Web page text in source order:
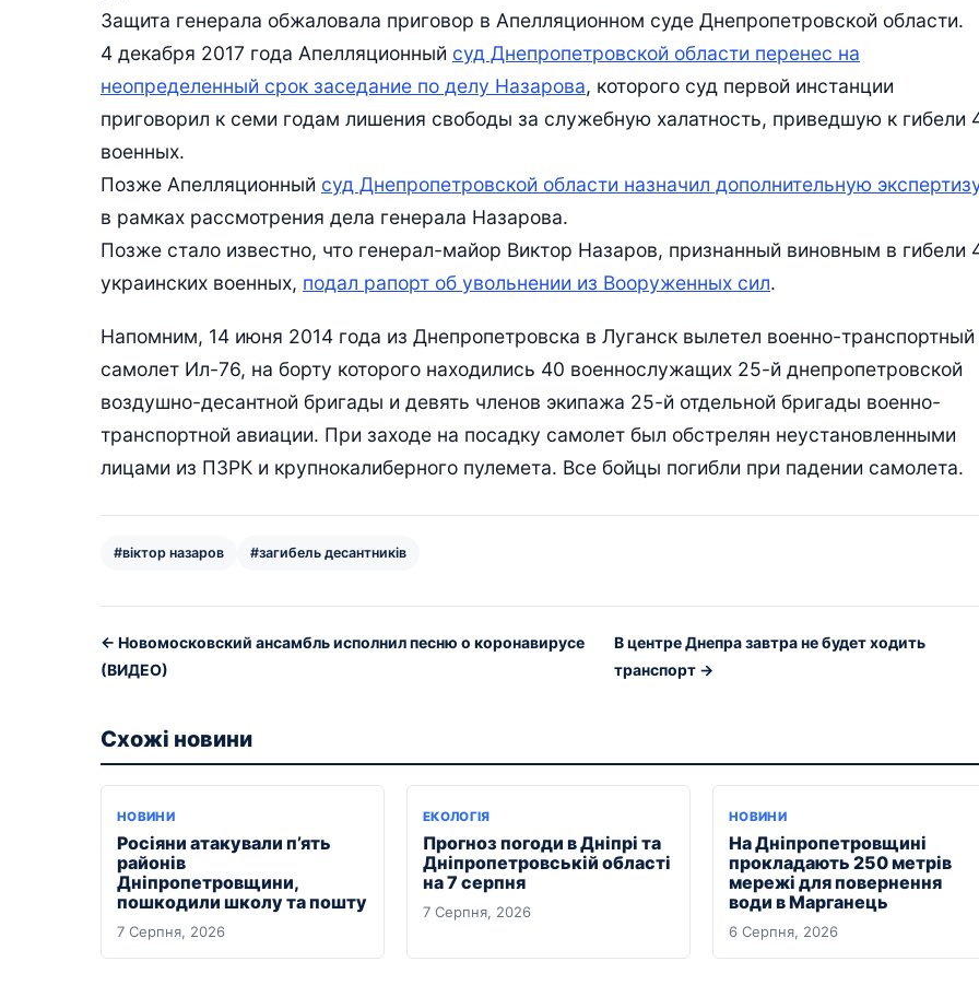
Защита генерала обжаловала приговор в Апелляционном суде Днепропетровской области.
4 декабря 2017 года Апелляционный суд Днепропетровской области перенес на
неопределенный срок заседание по делу Назарова, которого суд первой инстанции
приговорил к семи годам лишения свободы за служебную халатность, приведшую к гибели
военных.
Позже Апелляционный суд Днепропетровской области назначил дополнительную
в рамках рассмотрения дела генерала Назарова.
Позже стало известно, что генерал-майор Виктор Назаров, признанный виновным в гибели
украинских военных, подал рапорт об увольнении из Вооруженных сил.
Напомним, 14 июня 2014 года из Днепропетровска в Луганск вылетел военно-транспортный
самолет Ил-76, на борту которого находились 40 военнослужащих 25-й днепропетровской
воздушно-десантной бригады и девять членов экипажа 25-й отдельной бригады военно-
транспортной авиации. При заходе на посадку самолет был обстрелян неустановленными
лицами из ПЗРК и крупнокалиберного пулемета. Все бойцы погибли при падении самолета.
#віктор назаров #загибель десантників
← Новомосковский ансамбль исполнил песню о коронавирусе
(ВИДЕО)
В центре Днепра завтра не будет ходить
транспорт →
Схожі новини
НОВИНИ
Росіяни атакували п’ять
районів
Дніпропетровщини,
пошкодили школу та пошту
7 Серпня, 2026
ЕКОЛОГІЯ
Прогноз погоди в Дніпрі та
Дніпропетровській області
на 7 серпня
7 Серпня, 2026
НОВИНИ
На Дніпропетровщині
прокладають 250 метрів
мережі для повернення
води в Марганець
6 Серпня, 2026